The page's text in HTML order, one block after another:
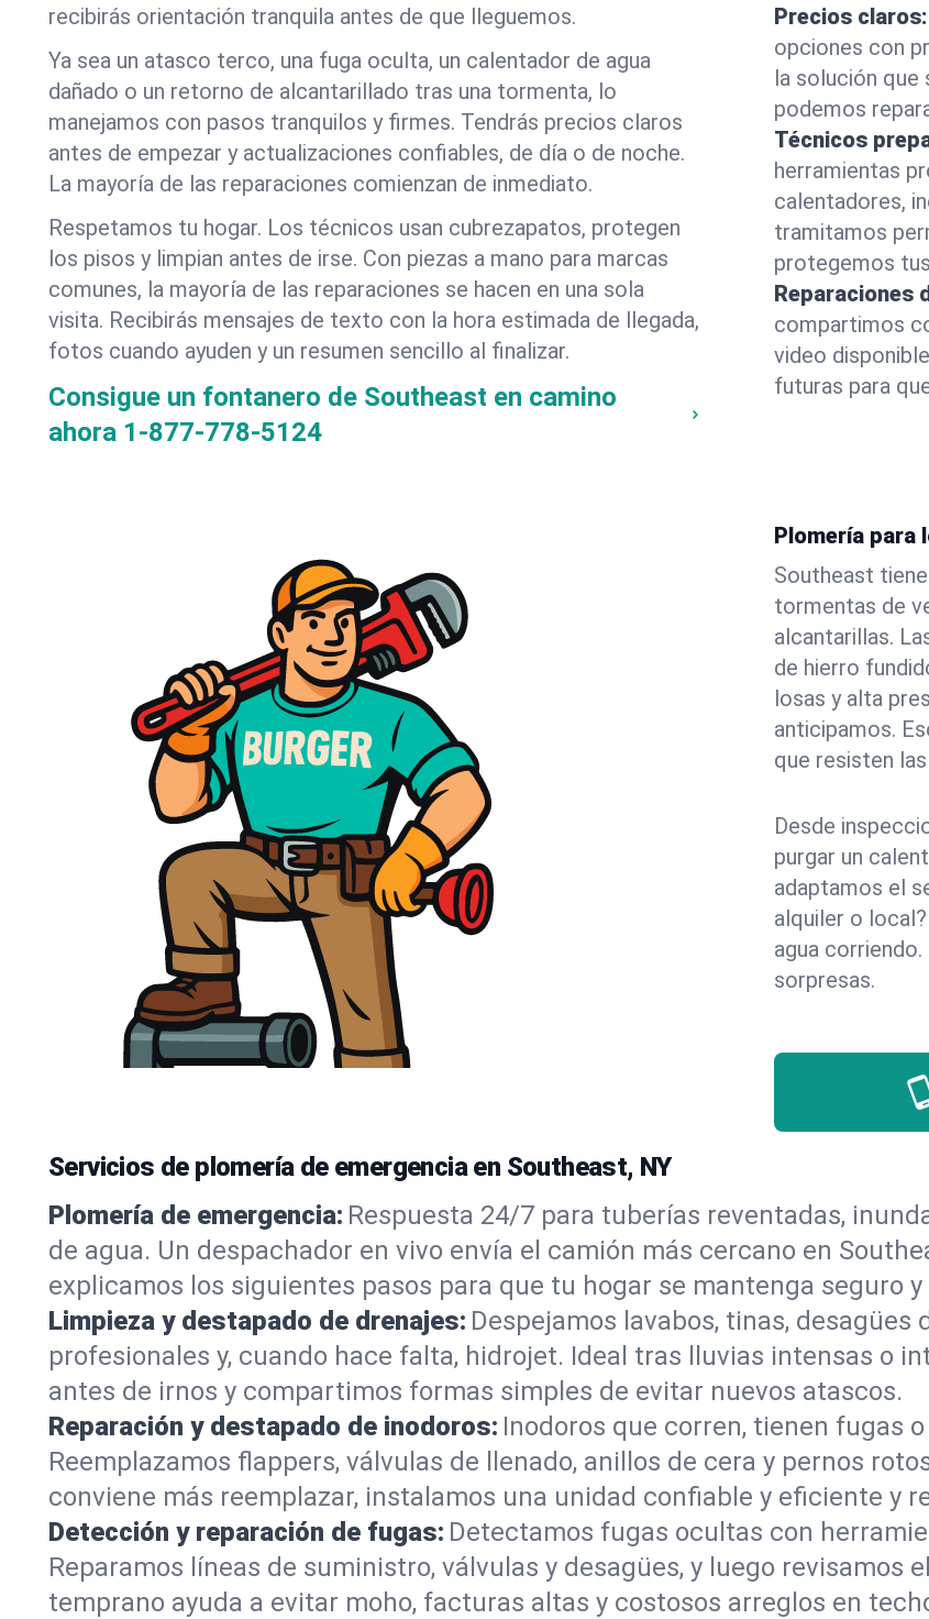
recibirás orientación tranquila antes de que lleguemos.
Ya sea un atasco terco, una fuga oculta, un calentador de agua
dañado o un retorno de alcantarillado tras una tormenta, lo
manejamos con pasos tranquilos y firmes. Tendrás precios claros
antes de empezar y actualizaciones confiables, de día o de noche.
La mayoría de las reparaciones comienzan de inmediato.
Respetamos tu hogar. Los técnicos usan cubrezapatos, protegen
los pisos y limpian antes de irse. Con piezas a mano para marcas
comunes, la mayoría de las reparaciones se hacen en una sola
visita. Recibirás mensajes de texto con la hora estimada de llegada,
fotos cuando ayuden y un resumen sencillo al finalizar.
Consigue un fontanero de Southeast en camino
ahora 1-877-778-5124
Precios claros:
opciones con
la solución que
podemos
Técnicos
herramientas
calentadores,
tramitamos
protegemos
Reparaciones
compartimos
video
futuras para
Plomería para
Southeast
tormentas de
alcantarillas.
de hierro
losas y alta
anticipamos.
que resisten
Desde
purgar un
adaptamos el
alquiler o
agua
sorpresas.
Servicios de plomería de emergencia en Southeast, NY
Plomería de emergencia: Respuesta 24/7 para tuberías reventadas,
de agua. Un despachador en vivo envía el camión más cercano en
explicamos los siguientes pasos para que tu hogar se mantenga seguro y
Limpieza y destapado de drenajes: Despejamos lavabos, tinas,
profesionales y, cuando hace falta, hidrojet. Ideal tras lluvias intensas o
antes de irnos y compartimos formas simples de evitar nuevos atascos.
Reparación y destapado de inodoros: Inodoros que corren, tienen fugas
Reemplazamos flappers, válvulas de llenado, anillos de cera y pernos
conviene más reemplazar, instalamos una unidad confiable y eficiente y
Detección y reparación de fugas: Detectamos fugas ocultas con
Reparamos líneas de suministro, válvulas y desagües, y luego revisamos
temprano ayuda a evitar moho, facturas altas y costosos arreglos en